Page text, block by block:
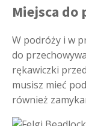
Miejsca do
W podróży i w
do
rękawiczki
musisz mieć
również